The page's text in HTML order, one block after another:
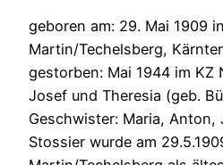
geboren am: 29. Mai 1909
Martin/Techelsberg,
gestorben: Mai 1944 im KZ
Josef und Theresia (geb.
Geschwister: Maria, Anton,
Stossier wurde am